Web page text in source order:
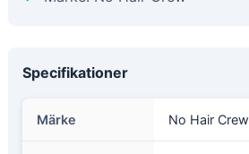
Specifikationer
Märke No Hair Crew